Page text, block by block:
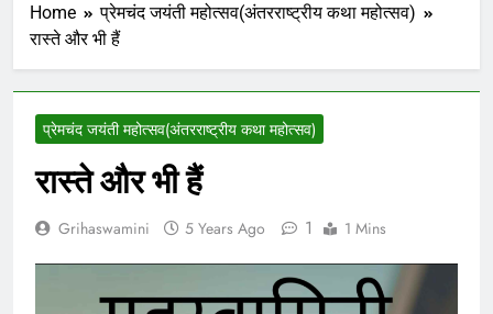
Home
प्रेमचंद जयंती महोत्सव(अंतरराष्ट्रीय कथा महोत्सव)
रास्ते और भी हैं
प्रेमचंद जयंती महोत्सव(अंतरराष्ट्रीय कथा महोत्सव)
रास्ते और भी हैं
Grihaswamini 5 Years Ago 1 1 Mins